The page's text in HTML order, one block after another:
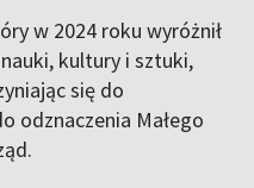
w 2024 roku wyróżnił
kultury i sztuki,
się do
odznaczenia Małego